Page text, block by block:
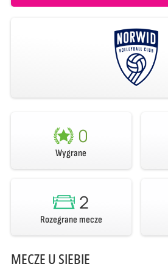
0
Wygrane
2
Rozegrane mecze
MECZE U SIEBIE